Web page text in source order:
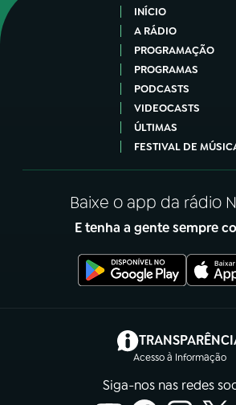
INÍCIO
A RÁDIO
PROGRAMAÇÃO
PROGRAMAS
PODCASTS
VIDEOCASTS
ÚLTIMAS
FESTIVAL DE
Baixe o app da rádio
E tenha a gente sempre
Acesso à Informação
(abre
Siga-nos nas redes